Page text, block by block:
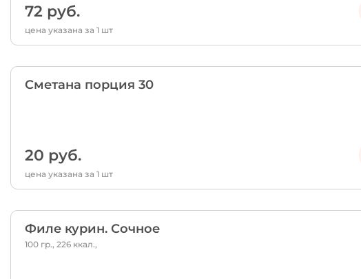
72 руб.
цена указана за 1 шт
Сметана порция 30
20 руб.
цена указана за 1 шт
Филе курин. Сочное
100 гр., 226 ккал.,